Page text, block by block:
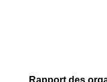
Rapport des